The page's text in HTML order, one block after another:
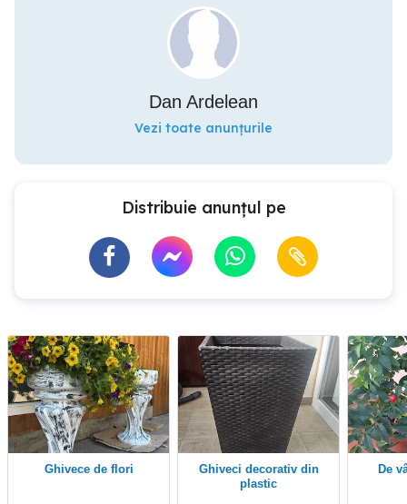
Dan Ardelean
Vezi toate anunțurile
Distribuie anunțul pe
Ghivece de flori
Ghiveci decorativ din
plastic
De vânzare flori la